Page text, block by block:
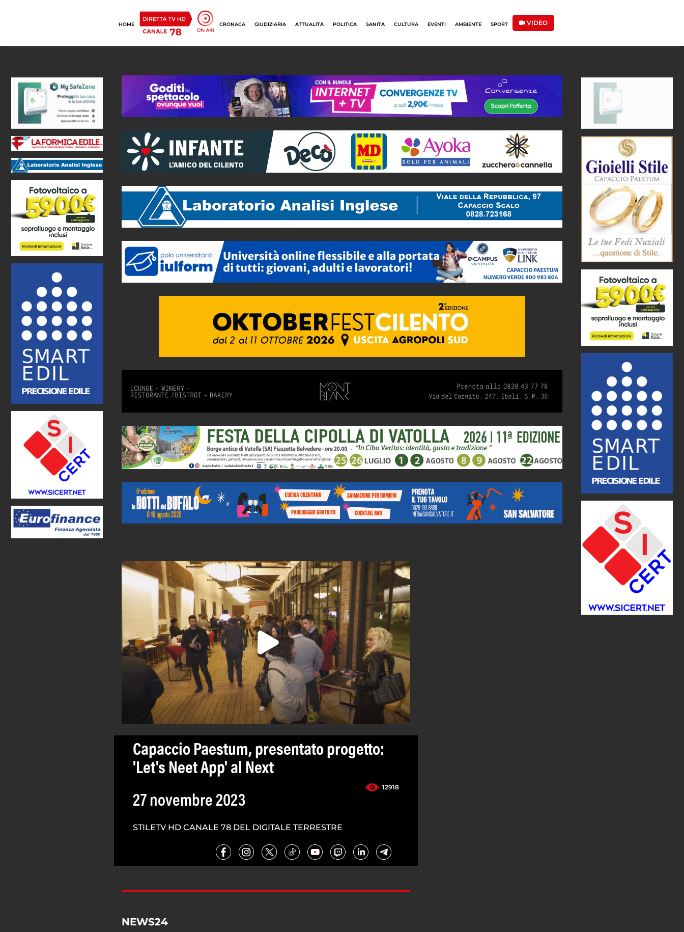
HOME CRONACA GIUDIZIARIA ATTUALITÀ POLITICA SANITÀ CULTURA EVENTI AMBIENTE SPORT VIDEO
Capaccio Paestum, presentato progetto:
'Let's Neet App' al Next
12918
27 novembre 2023
STILETV HD CANALE 78 DEL DIGITALE TERRESTRE
NEWS24